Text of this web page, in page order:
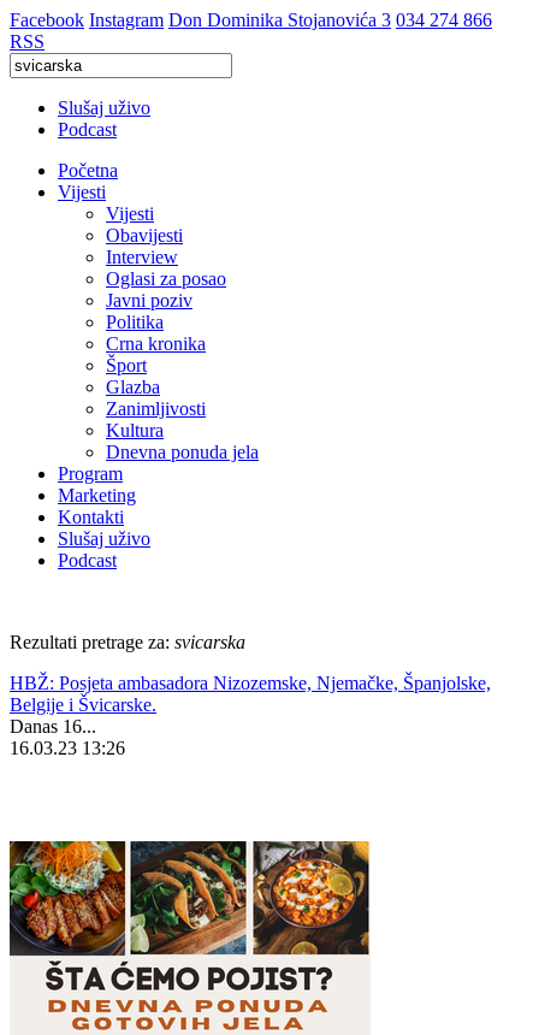
Facebook Instagram Don Dominika Stojanovića 3 034 274 866
RSS
Slušaj uživo
Podcast
Početna
Vijesti
Vijesti
Obavijesti
Interview
Oglasi za posao
Javni poziv
Politika
Crna kronika
Šport
Glazba
Zanimljivosti
Kultura
Dnevna ponuda jela
Program
Marketing
Kontakti
Slušaj uživo
Podcast
Rezultati pretrage za: svicarska
HBŽ: Posjeta ambasadora Nizozemske, Njemačke, Španjolske,
Belgije i Švicarske.
Danas 16...
16.03.23 13:26